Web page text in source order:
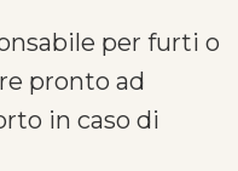
per furti o
pronto ad
in caso di